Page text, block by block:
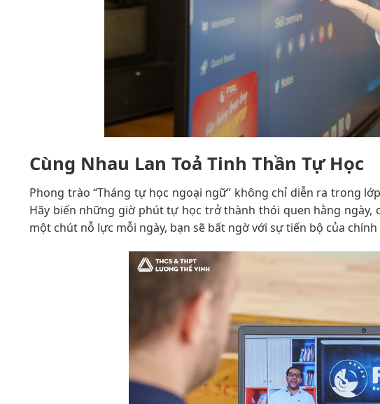
Cùng Nhau Lan Toả Tinh Thần Tự Học
Phong trào “Tháng tự học ngoại ngữ” không chỉ diễn ra trong
Hãy biến những giờ phút tự học trở thành thói quen hằng ngày,
một chút nỗ lực mỗi ngày, bạn sẽ bất ngờ với sự tiến bộ của